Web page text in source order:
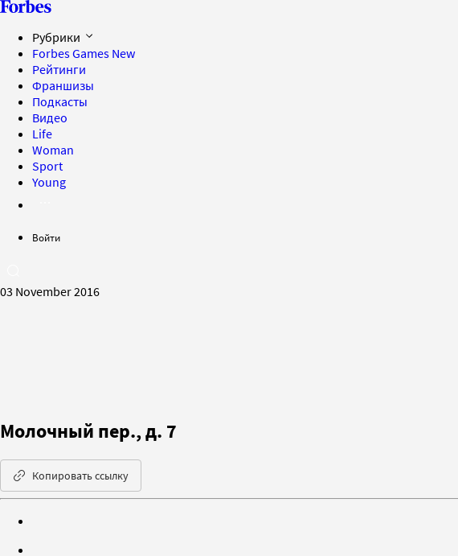
Рубрики
Forbes Games New
Рейтинги
Франшизы
Подкасты
Видео
Life
Woman
Sport
Young
Войти
03 November 2016
Молочный пер., д. 7
Копировать ссылку